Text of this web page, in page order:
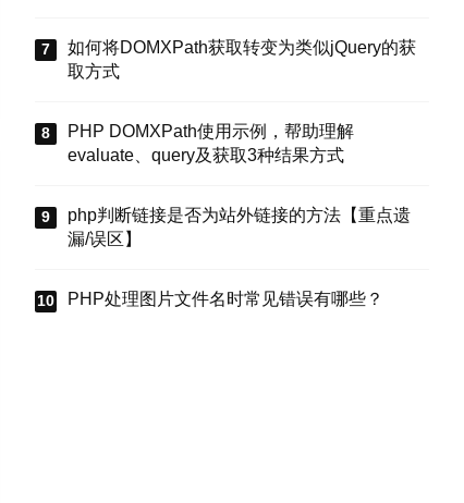
如何将DOMXPath获取转变为类似jQuery的获
取方式
PHP DOMXPath使用示例，帮助理解
evaluate、query及获取3种结果方式
php判断链接是否为站外链接的方法【重点遗
漏/误区】
PHP处理图片文件名时常见错误有哪些？